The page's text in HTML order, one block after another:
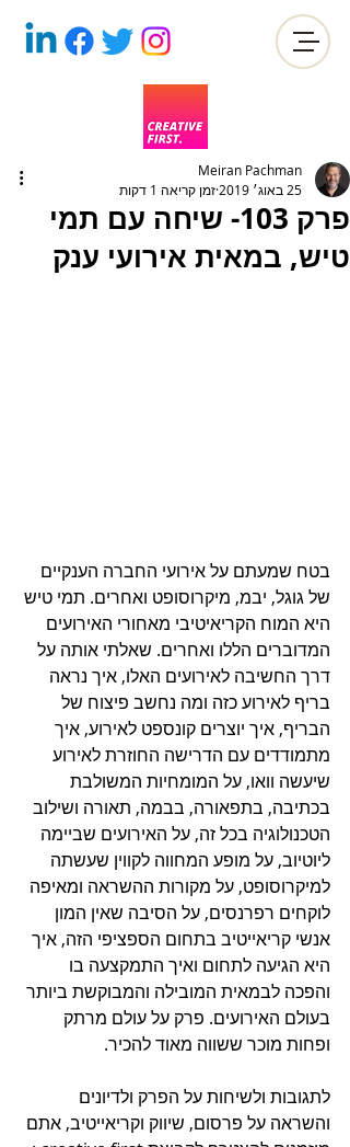
פרק 103- שיחה עם תמי
טיש, במאית אירועי ענק
Meiran Pachman
25 באוג׳ 2019
זמן קריאה 1 דקות
בטח שמעתם על אירועי החברה הענקיים
של גוגל, יבמ, מיקרוסופט ואחרים. תמי טיש
היא המוח הקריאיטיבי מאחורי האירועים
המדוברים הללו ואחרים. שאלתי אותה על
דרך החשיבה לאירועים האלו, איך נראה
בריף לאירוע כזה ומה נחשב פיצוח של
הבריף, איך יוצרים קונספט לאירוע, איך
מתמודדים עם הדרישה החוזרת לאירוע
שיעשה וואו, על המומחיות המשולבת
בכתיבה, בתפאורה, בבמה, תאורה ושילוב
הטכנולוגיה בכל זה, על האירועים שביימה
ליוטיוב, על מופע המחווה לקווין שעשתה
למיקרוסופט, על מקורות ההשראה ומאיפה
לוקחים רפרנסים, על הסיבה שאין המון
אנשי קריאייטיב בתחום הספציפי הזה, איך
היא הגיעה לתחום ואיך התמקצעה בו
והפכה לבמאית המובילה והמבוקשת ביותר
בעולם האירועים. פרק על עולם מרתק
ופחות מוכר ששווה מאוד להכיר.
לתגובות ולשיחות על הפרק ולדיונים
והשראה על פרסום, שיווק וקריאייטיב, אתם